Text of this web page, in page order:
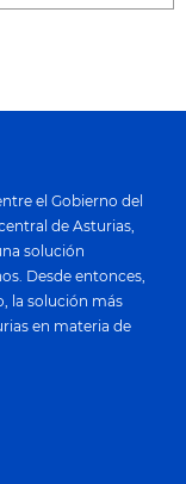
el Gobierno del
de Asturias,
solución
Desde entonces,
la solución más
en materia de